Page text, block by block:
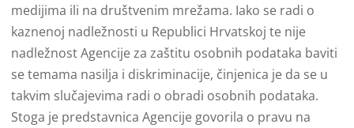
medijima ili na društvenim mrežama. Iako se radi o
kaznenoj nadležnosti u Republici Hrvatskoj te nije
nadležnost Agencije za zaštitu osobnih podataka baviti
se temama nasilja i diskriminacije, činjenica je da se u
takvim slučajevima radi o obradi osobnih podataka.
Stoga je predstavnica Agencije govorila o pravu na